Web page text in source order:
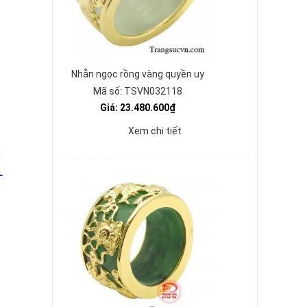
Nhẫn ngọc rồng vàng quyền uy
Mã số: TSVN032118
Giá: 23.480.600₫
Xem chi tiết